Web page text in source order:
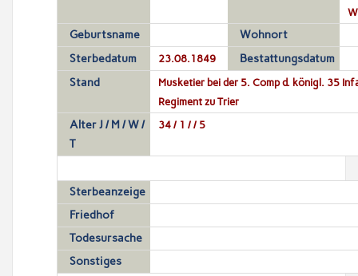
Geburtsname
Wohnort
Sterbedatum
23.08.1849
Bestattungsdatum
Stand
Musketier bei der 5. Comp d. königl. 35
Regiment zu Trier
Alter J / M / W /
T
34 / 1 / / 5
Sterbeanzeige
Friedhof
Todesursache
Sonstiges